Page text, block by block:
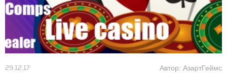
29.12.17 Автор: АзартГеймс